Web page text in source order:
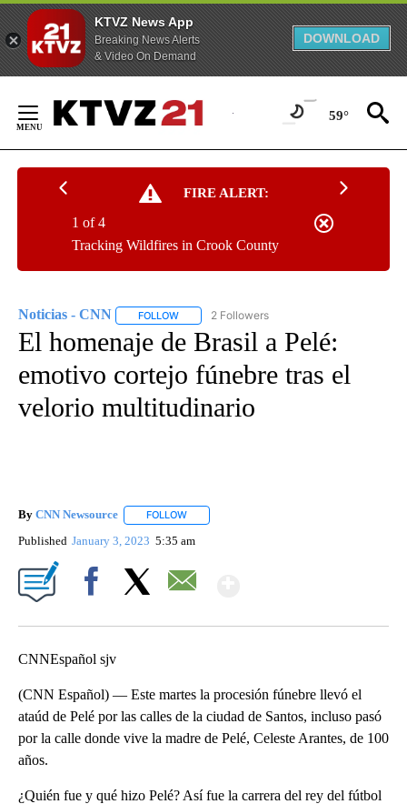
KTVZ News App
Breaking News Alerts
& Video On Demand
DOWNLOAD
Content
59°
FIRE ALERT:
Tracking Wildfires in Crook County
1 of 4
Noticias - CNN FOLLOW FOLLOW "NOTICIAS - CNN" TO RECEIVE
2 Followers
El homenaje de Brasil a Pelé:
emotivo cortejo fúnebre tras el
velorio multitudinario
By CNN Newsource FOLLOW
Published January 3, 2023 5:35 am
CNNEspañol sjv
(CNN Español) — Este martes la procesión fúnebre llevó el
ataúd de Pelé por las calles de la ciudad de Santos, incluso pasó
por la calle donde vive la madre de Pelé, Celeste Arantes, de 100
años.
¿Quién fue y qué hizo Pelé? Así fue la carrera del rey del fútbol